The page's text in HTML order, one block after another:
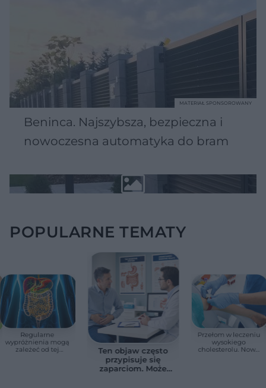
Beninca. Najszybsza, bezpieczna i
nowoczesna automatyka do bram
MATERIAŁ SPONSOROWANY
POPULARNE TEMATY
Regularne
wypróżnienia mogą
zależeć od tej
Ten objaw często
przypisuje się
zaparciom. Może
Przełom w leczeniu
wysokiego
cholesterolu. Nowa